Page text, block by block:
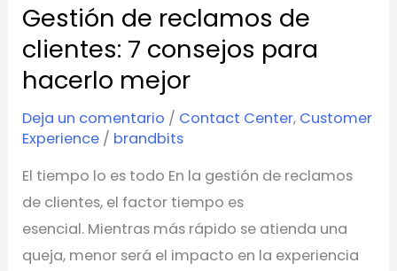
Gestión de reclamos de
clientes: 7 consejos para
hacerlo mejor
Deja un comentario / Contact Center, Customer
Experience / brandbits
El tiempo lo es todo En la gestión de reclamos
de clientes, el factor tiempo es
esencial. Mientras más rápido se atienda una
queja, menor será el impacto en la experiencia
Gestión
de
reclamos
de
clientes:
7
consejos
para
hacerlo
mejor